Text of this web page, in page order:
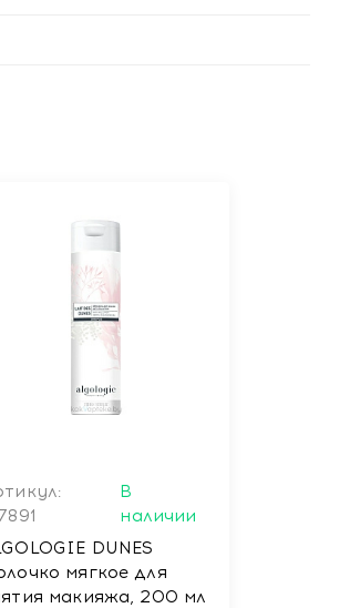
В
наличии
DUNES
мягкое для
макияжа, 200 мл